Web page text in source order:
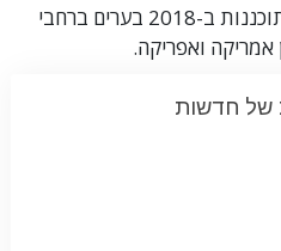
פתיחות נוספות של ארגונים מתוכננות ב-2018 בערים ברחבי
אמריקה ואפריקה.
של חדשות